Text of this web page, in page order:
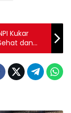
Kukar
dan